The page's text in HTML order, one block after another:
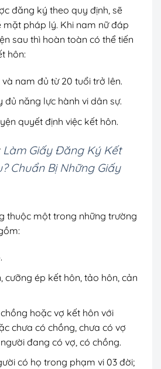
đăng ký theo quy định, sẽ
mặt pháp lý. Khi nam nữ đáp
sau thì hoàn toàn có thể tiến
hôn:
và nam đủ từ 20 tuổi trở lên.
đủ năng lực hành vi dân sự.
quyết định việc kết hôn.
Làm Giấy Đăng Ký Kết
Chuẩn Bị Những Giấy
thuộc một trong những trường
cưỡng ép kết hôn, tảo hôn, cản
hoặc vợ kết hôn với
chưa có chồng, chưa có vợ
đang có vợ, có chồng.
có họ trong phạm vi 03 đời;